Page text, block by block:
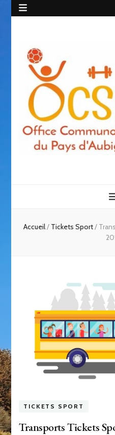
Accueil/ Tickets Sport/
TICKETS SPORT
Transports Tickets